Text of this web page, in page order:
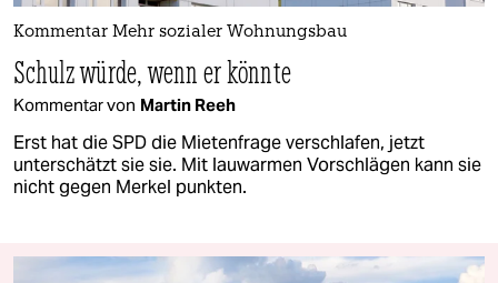
Kommentar Mehr sozialer Wohnungsbau
Schulz würde, wenn er könnte
Kommentar von Martin Reeh
Erst hat die SPD die Mietenfrage verschlafen, jetzt
unterschätzt sie sie. Mit lauwarmen Vorschlägen kann sie
nicht gegen Merkel punkten.